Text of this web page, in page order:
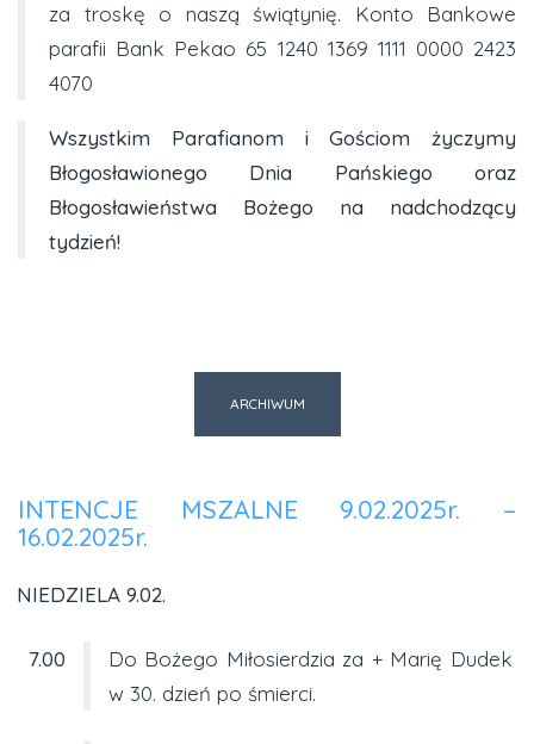
za troskę o naszą świątynię. Konto Bankowe
parafii Bank Pekao 65 1240 1369 1111 0000 2423
4070
Wszystkim Parafianom i Gościom życzymy
Błogosławionego Dnia Pańskiego oraz
Błogosławieństwa Bożego na nadchodzący
tydzień!
ARCHIWUM
INTENCJE MSZALNE 9.02.2025r. –
16.02.2025r.
NIEDZIELA 9.02.
7.00
Do Bożego Miłosierdzia za + Marię Dudek
w 30. dzień po śmierci.